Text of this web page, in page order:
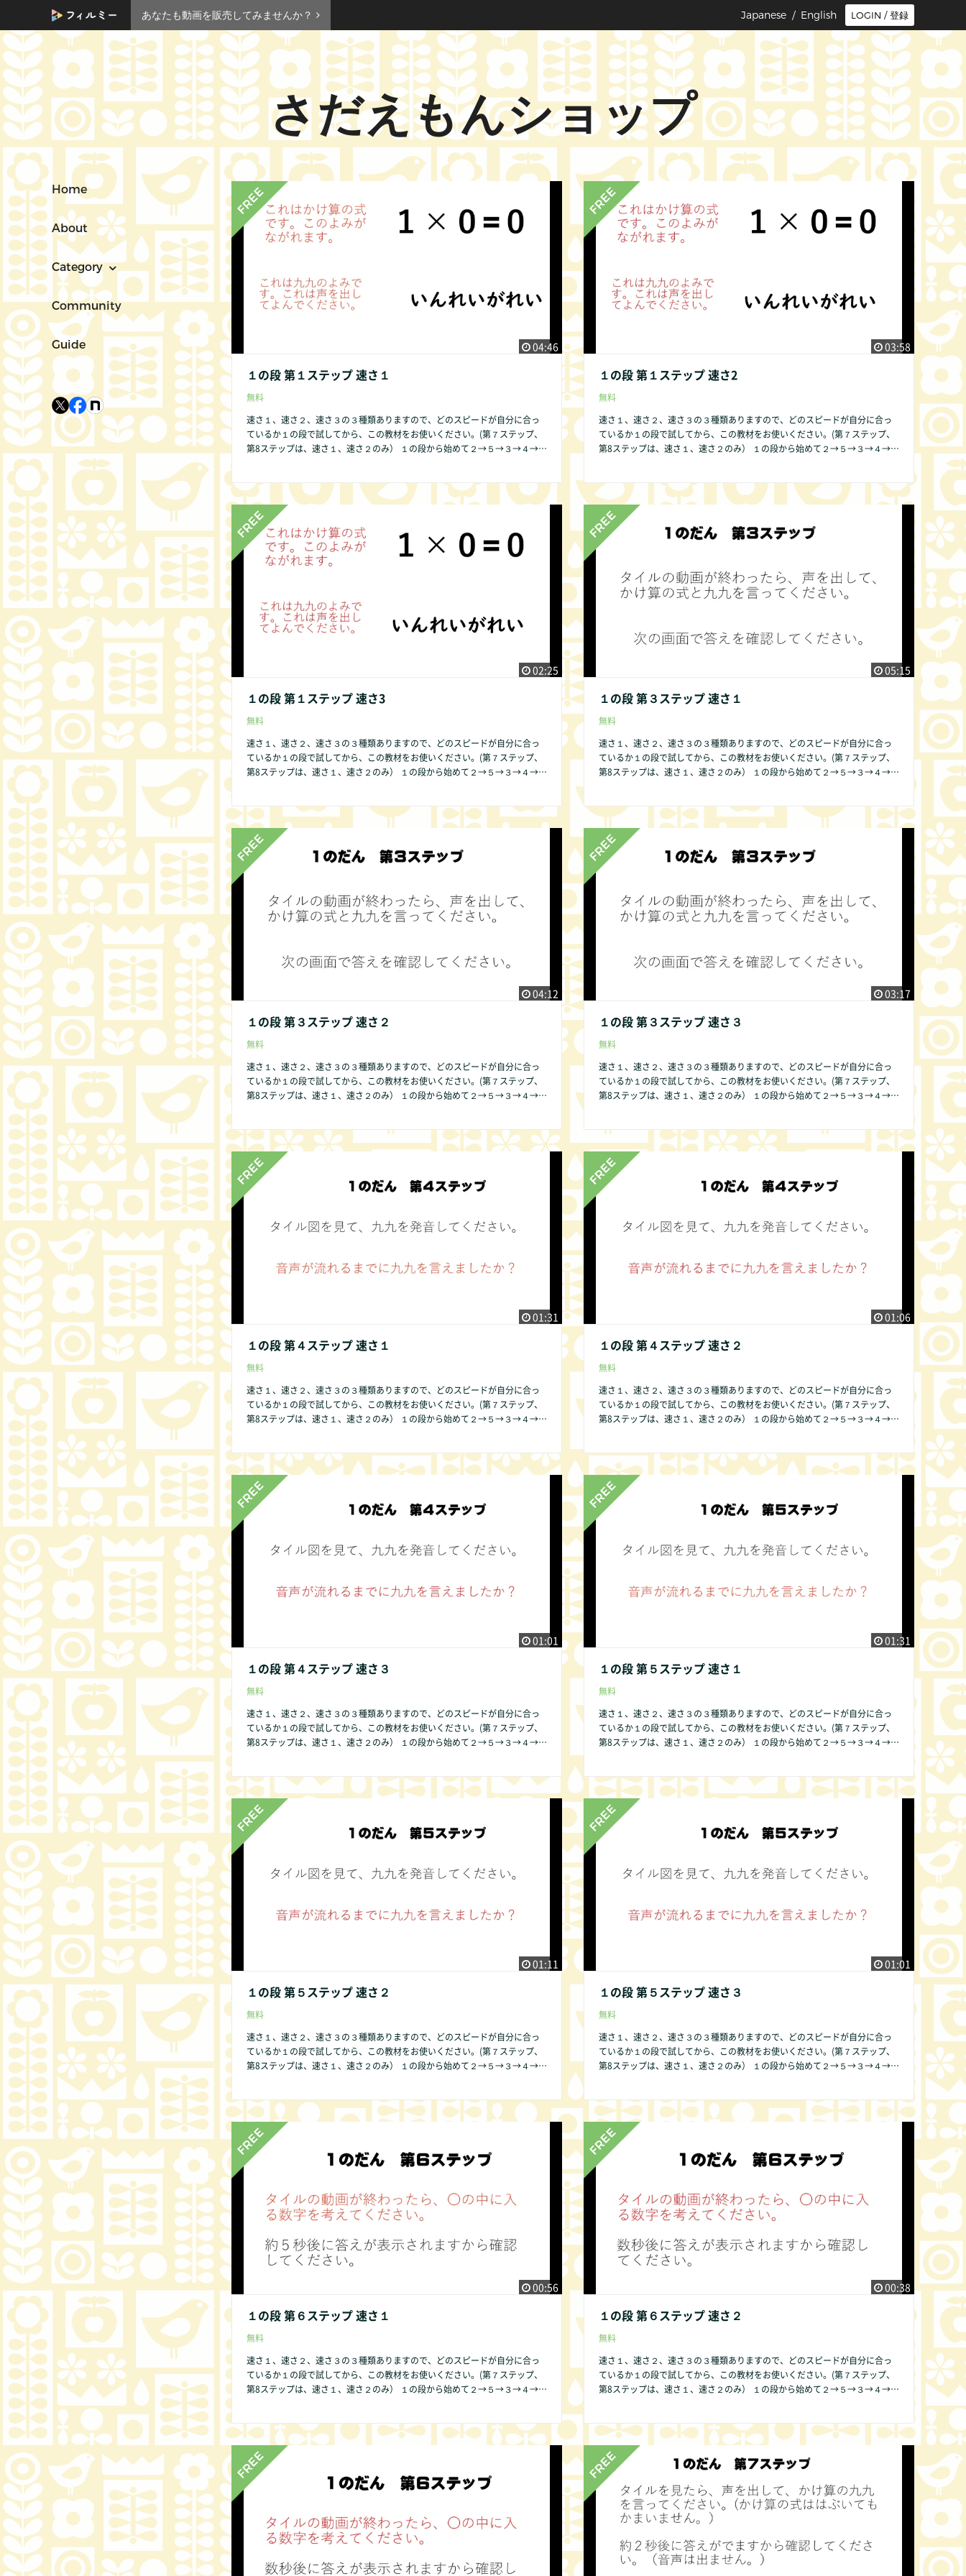
あなたも動画を販売してみませんか？ LOGIN / 登録
Japanese / English
さだえもんショップ
Home
About
Category
Community
Guide 04:46
１の段 第１ステップ 速さ１
無料
速さ１、速さ２、速さ３の３種類ありますので、どのスピードが自分に合っ
ているか１の段で試してから、この教材をお使いください。(第７ステップ、
第8ステップは、速さ１、速さ２のみ） １の段から始めて２→５→３→４→６
いからです。 １の段 第１ステップ から始めましょう。 １の段のみ第２ス
テップはありません。 第2ステップはビデオでは表現できませんので、ご了承
ください。 他の方法で皆様にご提供できるよう準備中です。 何かお気づき
の点があれば、どんな些細なことでもかまいません。COMMUNITY欄より是
非お知らせください。改良いたします。
03:58
１の段 第１ステップ 速さ2
無料
速さ１、速さ２、速さ３の３種類ありますので、どのスピードが自分に合っ
ているか１の段で試してから、この教材をお使いください。(第７ステップ、
第8ステップは、速さ１、速さ２のみ） １の段から始めて２→５→３→４→６
いからです。 １の段 第１ステップ から始めましょう。 １の段のみ第２ス
テップはありません。 第2ステップはビデオでは表現できませんので、ご了承
ください。 他の方法で皆様にご提供できるよう準備中です。 何かお気づき
の点があれば、どんな些細なことでもかまいません。COMMUNITY欄より是
非お知らせください。改良いたします。
02:25
１の段 第１ステップ 速さ3
無料
速さ１、速さ２、速さ３の３種類ありますので、どのスピードが自分に合っ
ているか１の段で試してから、この教材をお使いください。(第７ステップ、
第8ステップは、速さ１、速さ２のみ） １の段から始めて２→５→３→４→６
いからです。 １の段 第１ステップ から始めましょう。 １の段のみ第２ス
テップはありません。 第2ステップはビデオでは表現できませんので、ご了承
ください。 他の方法で皆様にご提供できるよう準備中です。 何かお気づき
の点があれば、どんな些細なことでもかまいません。COMMUNITY欄より是
非お知らせください。改良いたします。
05:15
１の段 第３ステップ 速さ１
無料
速さ１、速さ２、速さ３の３種類ありますので、どのスピードが自分に合っ
ているか１の段で試してから、この教材をお使いください。(第７ステップ、
第8ステップは、速さ１、速さ２のみ） １の段から始めて２→５→３→４→６
いからです。 １の段 第１ステップ から始めましょう。 １の段のみ第２ス
テップはありません。 第2ステップはビデオでは表現できませんので、ご了承
ください。 他の方法で皆様にご提供できるよう準備中です。 何かお気づき
の点があれば、どんな些細なことでもかまいません。COMMUNITY欄より是
非お知らせください。改良いたします。
04:12
１の段 第３ステップ 速さ２
無料
速さ１、速さ２、速さ３の３種類ありますので、どのスピードが自分に合っ
ているか１の段で試してから、この教材をお使いください。(第７ステップ、
第8ステップは、速さ１、速さ２のみ） １の段から始めて２→５→３→４→６
いからです。 １の段 第１ステップ から始めましょう。 １の段のみ第２ス
テップはありません。 第2ステップはビデオでは表現できませんので、ご了承
ください。 他の方法で皆様にご提供できるよう準備中です。 何かお気づき
の点があれば、どんな些細なことでもかまいません。COMMUNITY欄より是
非お知らせください。改良いたします。
03:17
１の段 第３ステップ 速さ３
無料
速さ１、速さ２、速さ３の３種類ありますので、どのスピードが自分に合っ
ているか１の段で試してから、この教材をお使いください。(第７ステップ、
第8ステップは、速さ１、速さ２のみ） １の段から始めて２→５→３→４→６
いからです。 １の段 第１ステップ から始めましょう。 １の段のみ第２ス
テップはありません。 第2ステップはビデオでは表現できませんので、ご了承
ください。 他の方法で皆様にご提供できるよう準備中です。 何かお気づき
の点があれば、どんな些細なことでもかまいません。COMMUNITY欄より是
非お知らせください。改良いたします。
01:31
１の段 第４ステップ 速さ１
無料
速さ１、速さ２、速さ３の３種類ありますので、どのスピードが自分に合っ
ているか１の段で試してから、この教材をお使いください。(第７ステップ、
第8ステップは、速さ１、速さ２のみ） １の段から始めて２→５→３→４→６
いからです。 １の段 第１ステップ から始めましょう。 １の段のみ第２ス
テップはありません。 第2ステップはビデオでは表現できませんので、ご了承
ください。 他の方法で皆様にご提供できるよう準備中です。 何かお気づき
の点があれば、どんな些細なことでもかまいません。COMMUNITY欄より是
非お知らせください。改良いたします。
01:06
１の段 第４ステップ 速さ２
無料
速さ１、速さ２、速さ３の３種類ありますので、どのスピードが自分に合っ
ているか１の段で試してから、この教材をお使いください。(第７ステップ、
第8ステップは、速さ１、速さ２のみ） １の段から始めて２→５→３→４→６
いからです。 １の段 第１ステップ から始めましょう。 １の段のみ第２ス
テップはありません。 第2ステップはビデオでは表現できませんので、ご了承
ください。 他の方法で皆様にご提供できるよう準備中です。 何かお気づき
の点があれば、どんな些細なことでもかまいません。COMMUNITY欄より是
非お知らせください。改良いたします。
01:01
１の段 第４ステップ 速さ３
無料
速さ１、速さ２、速さ３の３種類ありますので、どのスピードが自分に合っ
ているか１の段で試してから、この教材をお使いください。(第７ステップ、
第8ステップは、速さ１、速さ２のみ） １の段から始めて２→５→３→４→６
いからです。 １の段 第１ステップ から始めましょう。 １の段のみ第２ス
テップはありません。 第2ステップはビデオでは表現できませんので、ご了承
ください。 他の方法で皆様にご提供できるよう準備中です。 何かお気づき
の点があれば、どんな些細なことでもかまいません。COMMUNITY欄より是
非お知らせください。改良いたします。
01:31
１の段 第５ステップ 速さ１
無料
速さ１、速さ２、速さ３の３種類ありますので、どのスピードが自分に合っ
ているか１の段で試してから、この教材をお使いください。(第７ステップ、
第8ステップは、速さ１、速さ２のみ） １の段から始めて２→５→３→４→６
いからです。 １の段 第１ステップ から始めましょう。 １の段のみ第２ス
テップはありません。 第2ステップはビデオでは表現できませんので、ご了承
ください。 他の方法で皆様にご提供できるよう準備中です。 何かお気づき
の点があれば、どんな些細なことでもかまいません。COMMUNITY欄より是
非お知らせください。改良いたします。
01:11
１の段 第５ステップ 速さ２
無料
速さ１、速さ２、速さ３の３種類ありますので、どのスピードが自分に合っ
ているか１の段で試してから、この教材をお使いください。(第７ステップ、
第8ステップは、速さ１、速さ２のみ） １の段から始めて２→５→３→４→６
いからです。 １の段 第１ステップ から始めましょう。 １の段のみ第２ス
テップはありません。 第2ステップはビデオでは表現できませんので、ご了承
ください。 他の方法で皆様にご提供できるよう準備中です。 何かお気づき
の点があれば、どんな些細なことでもかまいません。COMMUNITY欄より是
非お知らせください。改良いたします。
01:01
１の段 第５ステップ 速さ３
無料
速さ１、速さ２、速さ３の３種類ありますので、どのスピードが自分に合っ
ているか１の段で試してから、この教材をお使いください。(第７ステップ、
第8ステップは、速さ１、速さ２のみ） １の段から始めて２→５→３→４→６
いからです。 １の段 第１ステップ から始めましょう。 １の段のみ第２ス
テップはありません。 第2ステップはビデオでは表現できませんので、ご了承
ください。 他の方法で皆様にご提供できるよう準備中です。 何かお気づき
の点があれば、どんな些細なことでもかまいません。COMMUNITY欄より是
非お知らせください。改良いたします。
00:56
１の段 第６ステップ 速さ１
無料
速さ１、速さ２、速さ３の３種類ありますので、どのスピードが自分に合っ
ているか１の段で試してから、この教材をお使いください。(第７ステップ、
第8ステップは、速さ１、速さ２のみ） １の段から始めて２→５→３→４→６
いからです。 １の段 第１ステップ から始めましょう。 １の段のみ第２ス
テップはありません。 第2ステップはビデオでは表現できませんので、ご了承
ください。 他の方法で皆様にご提供できるよう準備中です。 何かお気づき
の点があれば、どんな些細なことでもかまいません。COMMUNITY欄より是
非お知らせください。改良いたします。
00:38
１の段 第６ステップ 速さ２
無料
速さ１、速さ２、速さ３の３種類ありますので、どのスピードが自分に合っ
ているか１の段で試してから、この教材をお使いください。(第７ステップ、
第8ステップは、速さ１、速さ２のみ） １の段から始めて２→５→３→４→６
いからです。 １の段 第１ステップ から始めましょう。 １の段のみ第２ス
テップはありません。 第2ステップはビデオでは表現できませんので、ご了承
ください。 他の方法で皆様にご提供できるよう準備中です。 何かお気づき
の点があれば、どんな些細なことでもかまいません。COMMUNITY欄より是
非お知らせください。改良いたします。